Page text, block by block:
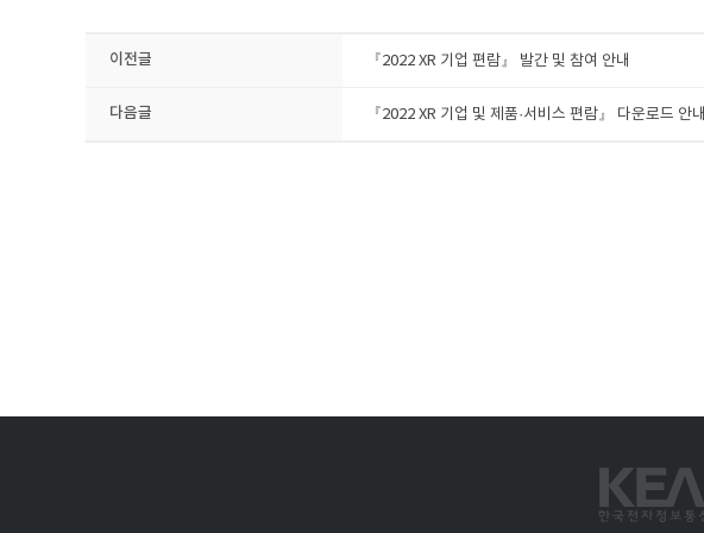
이전글 『​2022 XR 기업 편람』 발간 및 참여 안내
다음글 『​2022 XR 기업 및 제품·서비스 편람』 다운로드 안내